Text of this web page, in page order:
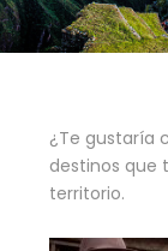
¿Te gustaría
destinos que
territorio.